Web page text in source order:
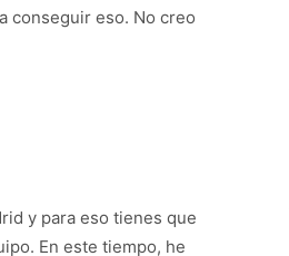
conseguir eso. No creo
y para eso tienes que
En este tiempo, he